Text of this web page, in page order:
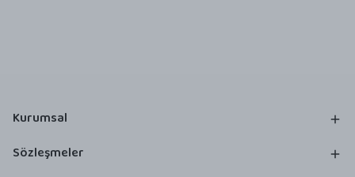
Kurumsal
Sözleşmeler